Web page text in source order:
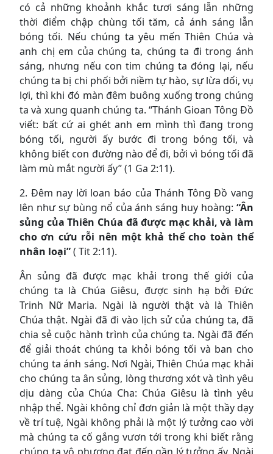
có cả những khoảnh khắc tươi sáng lẫn những
thời điểm chập chùng tối tăm, cả ánh sáng lẫn
bóng tối. Nếu chúng ta yêu mến Thiên Chúa và
anh chị em của chúng ta, chúng ta đi trong ánh
sáng, nhưng nếu con tim chúng ta đóng lại, nếu
chúng ta bị chi phối bởi niềm tự hào, sự lừa dối, vụ
lợi, thì khi đó màn đêm buông xuống trong chúng
ta và xung quanh chúng ta. “Thánh Gioan Tông Đồ
viết: bất cứ ai ghét anh em mình thì đang trong
bóng tối, người ấy bước đi trong bóng tối, và
không biết con đường nào để đi, bởi vì bóng tối đã
làm mù mắt người ấy” (1 Ga 2:11).
2. Đêm nay lời loan báo của Thánh Tông Đồ vang
lên như sự bùng nổ của ánh sáng huy hoàng: “Ân
sủng của Thiên Chúa đã được mạc khải, và làm
cho ơn cứu rỗi nên một khả thể cho toàn thể
nhân loại”( Tit 2:11).
Ân sủng đã được mạc khải trong thế giới của
chúng ta là Chúa Giêsu, được sinh hạ bởi Đức
Trinh Nữ Maria. Ngài là người thật và là Thiên
Chúa thật. Ngài đã đi vào lịch sử của chúng ta, đã
chia sẻ cuộc hành trình của chúng ta. Ngài đã đến
để giải thoát chúng ta khỏi bóng tối và ban cho
chúng ta ánh sáng. Nơi Ngài, Thiên Chúa mạc khải
cho chúng ta ân sủng, lòng thương xót và tình yêu
dịu dàng của Chúa Cha: Chúa Giêsu là tình yêu
nhập thể. Ngài không chỉ đơn giản là một thầy dạy
về trí tuệ, Ngài không phải là một lý tưởng cao vời
mà chúng ta cố gắng vươn tới trong khi biết rằng